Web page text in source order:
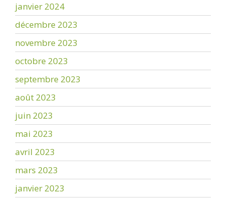
janvier 2024
décembre 2023
novembre 2023
octobre 2023
septembre 2023
août 2023
juin 2023
mai 2023
avril 2023
mars 2023
janvier 2023